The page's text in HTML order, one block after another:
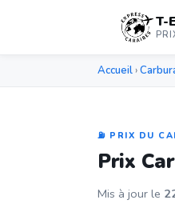
T-
Accueil ›
⛽ PRIX DU
Prix
Mis à jour le